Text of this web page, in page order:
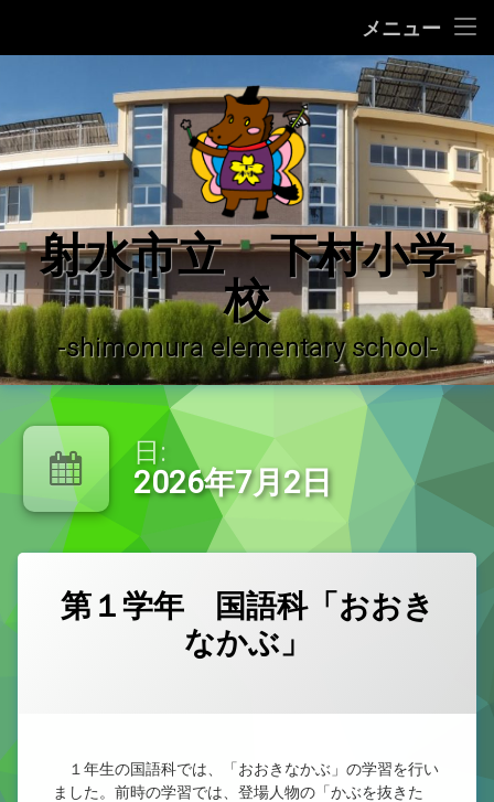
メニュー
学校の沿革
学校運営の概況
♪ 校歌 ♪
運用ガイドライン
登校許可証明書
やっちーの紹介
下村小学校だより
新型コロナウイルス感染症治癒報告書
小学校教育課程研究集会（県西部） 外国語活動・外国
ン
ツ
へ
ス
キ
ッ
プ
射水市立 下村小学
校
-shimomura elementary school-
日:
2026年7月2日
第１学年 国語科「おおき
なかぶ」
１年生の国語科では、「おおきなかぶ」の学習を行い
ました。前時の学習では、登場人物の「かぶを抜きた